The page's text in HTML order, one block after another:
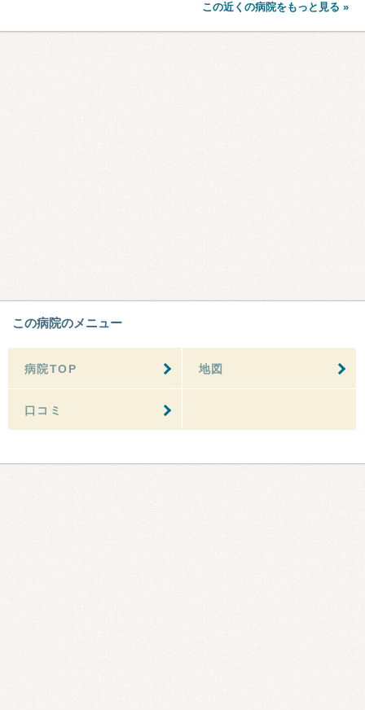
この近くの病院をもっと見る »
この病院のメニュー
病院TOP 地図
口コミ